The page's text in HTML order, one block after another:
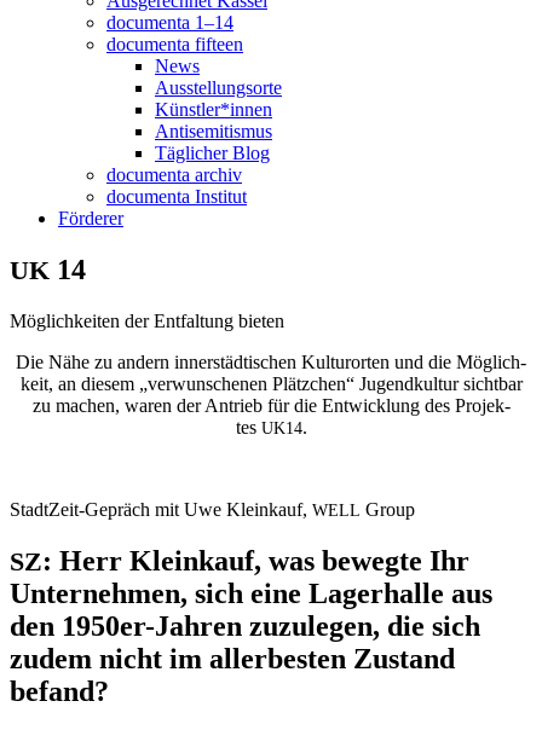
docu­men­ta 1–14
docu­men­ta fifteen
News
Aus­stel­lungs­or­te
Künstler*innen
Anti­se­mi­tis­mus
Täg­li­cher Blog
docu­men­ta archiv
docu­men­ta Institut
För­de­rer
UK 14
Mög­lich­kei­ten der Ent­fal­tung bieten
Die Nähe zu andern inner­städ­ti­schen Kul­tur­or­ten und die Mög­lich­
keit, an die­sem „ver­wun­sche­nen Plätz­chen“ Jugend­kul­tur sicht­bar
zu machen, waren der Antrieb für die Ent­wick­lung des Pro­jek­
tes UK14.
Stadt­Zeit-Gepräch mit Uwe Klein­kauf, WELL Group
SZ: Herr Kleinkauf, was bewegte Ihr
Unternehmen, sich eine Lagerhalle aus
den 1950er-Jahren zuzulegen, die sich
zudem nicht im allerbesten Zustand
befand?